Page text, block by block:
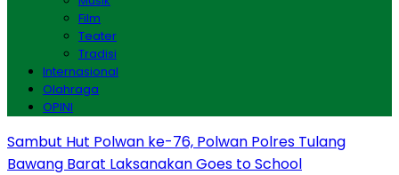
Film
Teater
Tradisi
Internasional
Olahraga
OPINI
Sambut Hut Polwan ke-76, Polwan Polres Tulang
Bawang Barat Laksanakan Goes to School